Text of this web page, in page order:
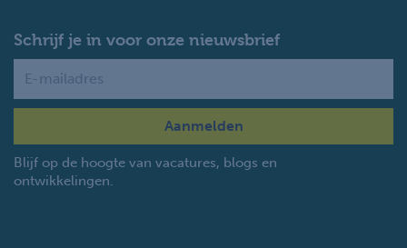
Schrijf je in voor onze nieuwsbrief
Blijf op de hoogte van vacatures, blogs en
ontwikkelingen.